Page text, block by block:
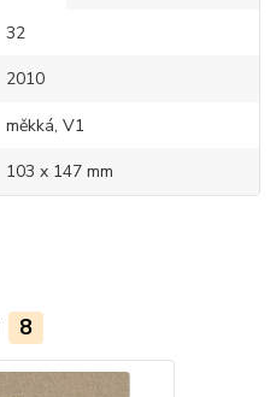
32
2010
měkká, V1
103 x 147 mm
8